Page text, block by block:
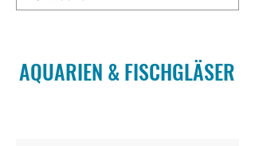
AQUARIEN & FISCHGLÄSER